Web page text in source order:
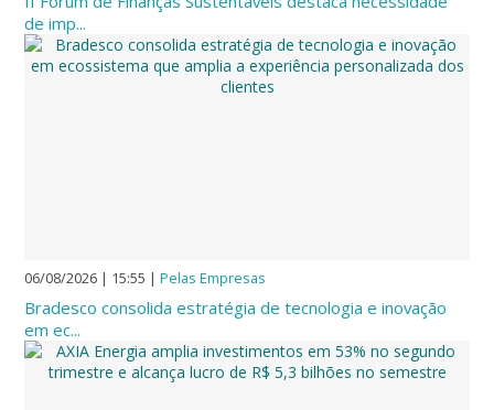
de imp...
06/08/2026 | 15:55 |Pelas Empresas
Bradesco consolida estratégia de tecnologia e inovação
em ec...